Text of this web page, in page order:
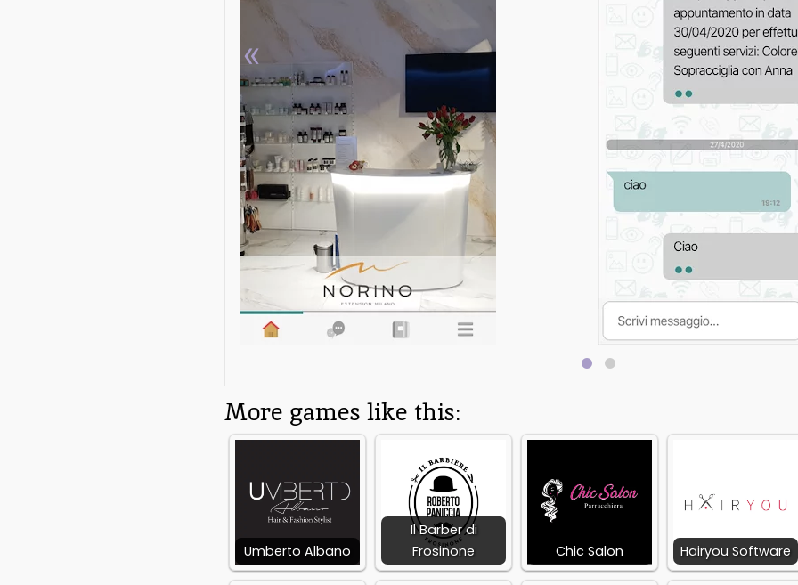
«
More games like this:
Umberto Albano
Il Barber di
Frosinone
Chic Salon Hairyou Software